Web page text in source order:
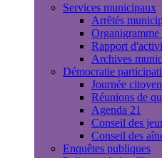
Services municipaux
Arrêtés
Organigramme
Rapport
Archives
Démocratie
Journée
Réunions de
Agenda 21
Conseil des
Conseil des
Enquêtes publiques